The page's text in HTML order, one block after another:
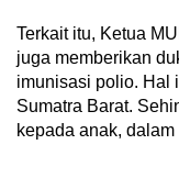
Terkait itu, Ketua
juga memberikan
imunisasi polio. Hal
Sumatra Barat.
kepada anak,